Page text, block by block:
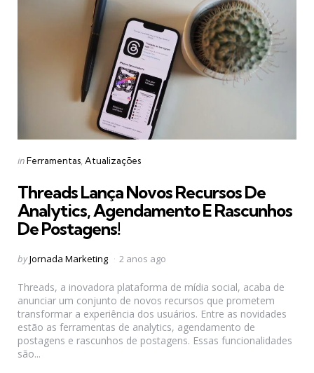
Categories
Posted
inFerramentas Atualizações
Threads Lança Novos Recursos De
Analytics, Agendamento E Rascunhos
De Postagens!
Posted
byJornada Marketing 2 anos ago
Threads, a inovadora plataforma de mídia social, acaba de
anunciar um conjunto de novos recursos que prometem
transformar a experiência dos usuários. Entre as novidades
estão as ferramentas de analytics, agendamento de
postagens e rascunhos de postagens. Essas funcionalidades
são...